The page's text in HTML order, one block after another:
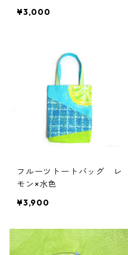
¥3,000
フルーツトートバッグ レ
モン×水色
¥3,900